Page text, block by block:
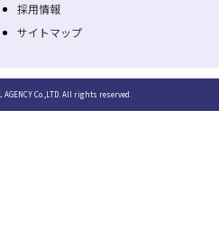
採用情報
サイトマップ
AGENCY Co.,LTD. All rights reserved.